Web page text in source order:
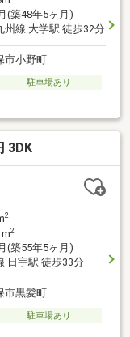
(築48年5ヶ月)
州線 大学駅 徒歩32分
市小野町
駐車場あり
3DK
2
2
(築55年5ヶ月)
日宇駅 徒歩33分
市黒髪町
駐車場あり